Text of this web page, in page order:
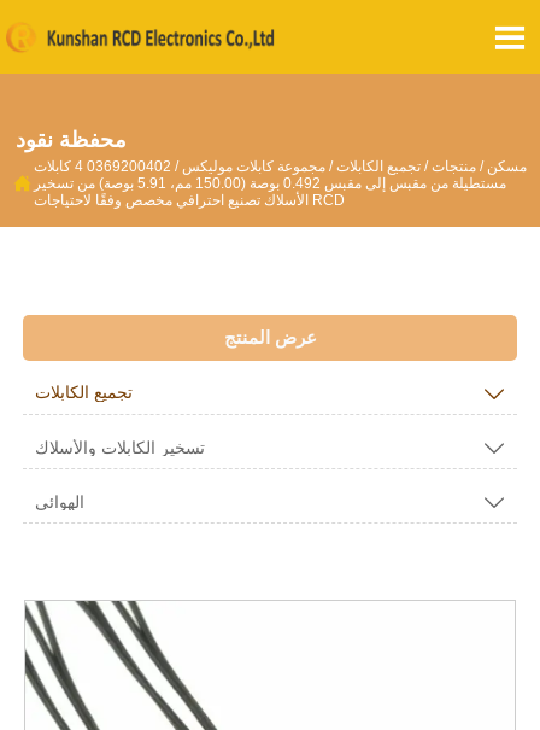

محفظة نقود

مسكن / منتجات/ تجميع الكابلات/ مجموعة كابلات موليكس /
0369200402 4 كابلات
مستطيلة من مقبس إلى مقبس 0.492 بوصة (150.00 مم، 5.91 بوصة) من تسخير
الأسلاك تصنيع احترافي مخصص وفقًا لاحتياجات RCD
عرض المنتج
تجميع الكابلات 
تسخير الكابلات والأسلاك 
الهوائي 